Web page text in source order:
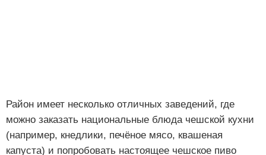
Район имеет несколько отличных заведений, где
можно заказать национальные блюда чешской кухни
(например, кнедлики, печёное мясо, квашеная
капуста) и попробовать настоящее чешское пиво